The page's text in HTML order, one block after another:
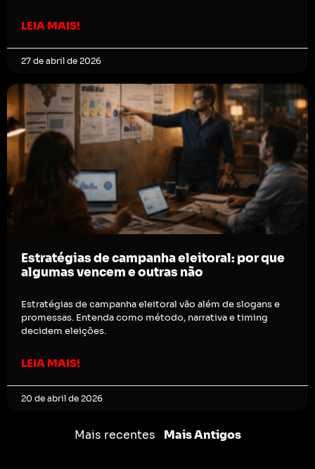
LEIA MAIS!
27 de abril de 2026
Estratégias de campanha eleitoral: por que
algumas vencem e outras não
Estratégias de campanha eleitoral vão além de slogans e
promessas. Entenda como método, narrativa e timing
decidem eleições.
LEIA MAIS!
20 de abril de 2026
Mais recentes Mais Antigos